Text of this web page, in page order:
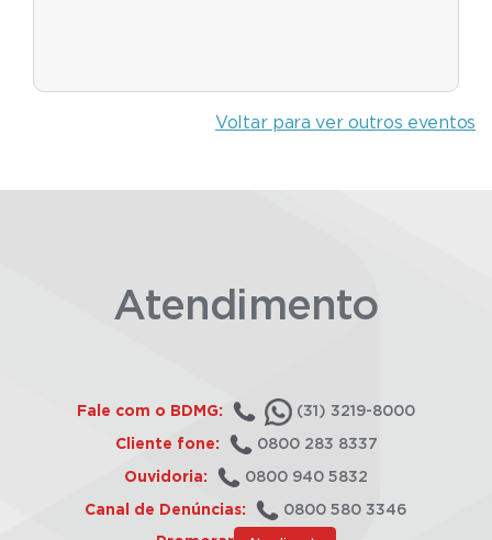
Voltar para ver outros eventos
Atendimento
Fale com o BDMG: (31) 3219-8000
Cliente fone: 0800 283 8337
Ouvidoria: 0800 940 5832
Canal de Denúncias: 0800 580 3346